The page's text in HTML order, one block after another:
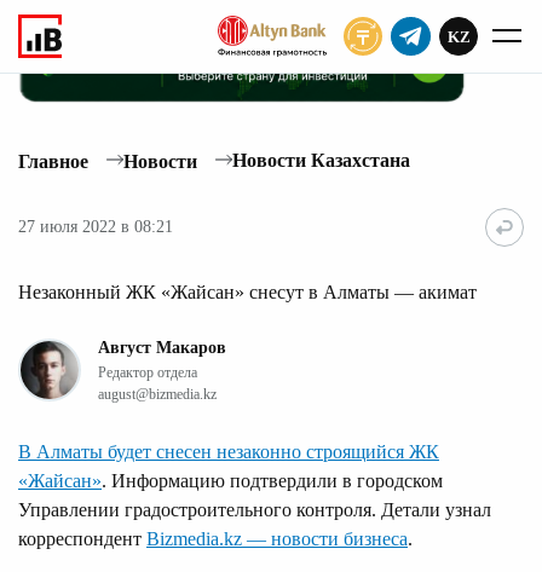
KZ
Главное Новости Новости Казахстана
27 июля 2022 в 08:21
Незаконный ЖК «Жайсан» снесут в Алматы — акимат
Август Макаров
Редактор отдела
august@bizmedia.kz
В Алматы будет снесен незаконно строящийся ЖК
«Жайсан». Информацию подтвердили в городском
Управлении градостроительного контроля. Детали узнал
корреспондент Bizmedia.kz — новости бизнеса.